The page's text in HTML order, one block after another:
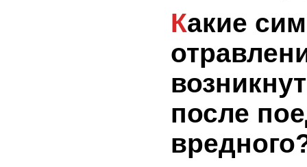
Какие симптомы
после